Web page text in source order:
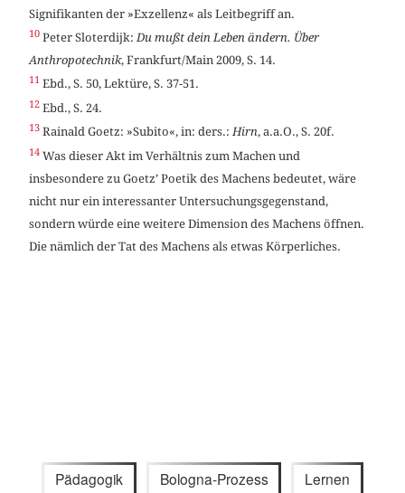
Signifikanten der »Exzellenz« als Leitbegriff an.
10 Peter Sloterdijk:Du mußt dein Leben ändern. Über
Anthropotechnik, Frankfurt/Main 2009, S. 14.
11 Ebd., S. 50, Lektüre, S. 37-51.
12 Ebd., S. 24.
13 Rainald Goetz: »Subito«, in: ders.:Hirn, a.a.O., S. 20f.
14 Was dieser Akt im Verhältnis zum Machen und
insbesondere zu Goetz’ Poetik des Machens bedeutet, wäre
nicht nur ein interessanter Untersuchungsgegenstand,
sondern würde eine weitere Dimension des Machens öffnen.
Die nämlich der Tat des Machens als etwas Körperliches.
Pädagogik Bologna-Prozess Lernen